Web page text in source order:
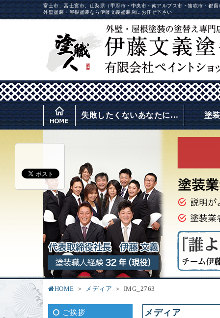
富士市、富士宮市、山梨県（甲府市・中央市・南アルプス市・笛吹市・都
外壁塗装・屋根塗装なら伊藤文義塗装店にお任せ下さい
失敗したくないあなたに… 塗
HOME メディア IMG_2763
ご挨拶 メディア